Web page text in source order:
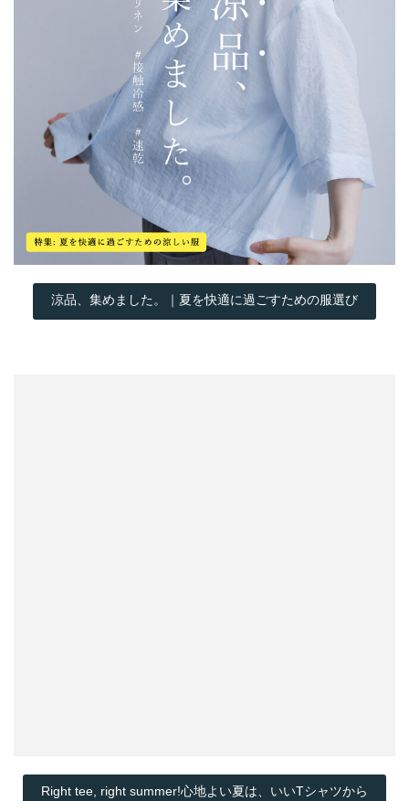
涼品、集めました。｜夏を快適に過ごすための服選び
Right tee, right summer!心地よい夏は、いいTシャツから